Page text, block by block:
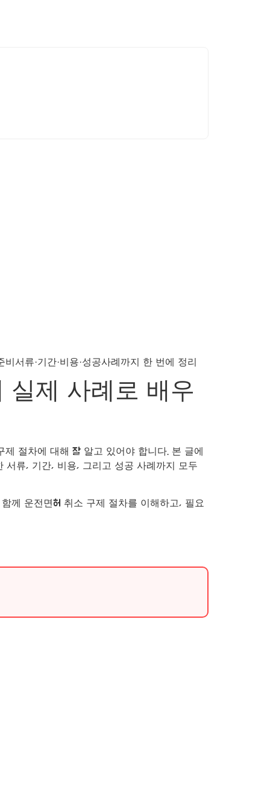
실제 사례로 배우
절차에 대해 잘 알고 있어야 합니다. 본 글에
서류, 기간, 비용, 그리고 성공 사례까지 모두
께 운전면허 취소 구제 절차를 이해하고, 필요